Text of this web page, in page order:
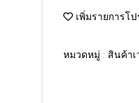
เพิ่มรายการโ
หมวดหมู่ : สินค้า